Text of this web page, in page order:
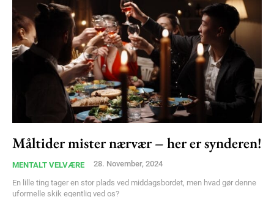
Gratis / forever
Etiam est nibh, lobortis sit
Praesent euismod ac
Ut mollis pellentesque tortor
Nullam eu erat condimentum
Orci varius natoque dolor
Måltider mister nærvær – her er synderen!
MENTALT VELVÆRE 28. November, 2024
En lille ting tager en stor plads ved middagsbordet, men hvad gør denne
uformelle skik egentlig ved os?